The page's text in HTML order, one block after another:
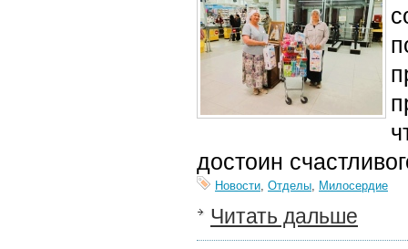
достоин
Новости, Отделы, Милосердие
Читать дальше